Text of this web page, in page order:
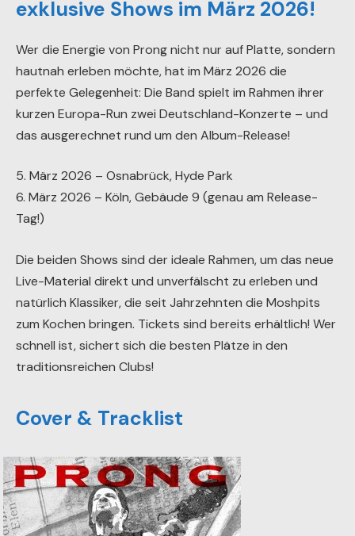
exklusive Shows im März 2026!
Wer die Energie von Prong nicht nur auf Platte, sondern
hautnah erleben möchte, hat im März 2026 die
perfekte Gelegenheit: Die Band spielt im Rahmen ihrer
kurzen Europa-Run zwei Deutschland-Konzerte – und
das ausgerechnet rund um den Album-Release!
5. März 2026 – Osnabrück, Hyde Park
6. März 2026 – Köln, Gebäude 9 (genau am Release-
Tag!)
Die beiden Shows sind der ideale Rahmen, um das neue
Live-Material direkt und unverfälscht zu erleben und
natürlich Klassiker, die seit Jahrzehnten die Moshpits
zum Kochen bringen. Tickets sind bereits erhältlich! Wer
schnell ist, sichert sich die besten Plätze in den
traditionsreichen Clubs!
Cover & Tracklist